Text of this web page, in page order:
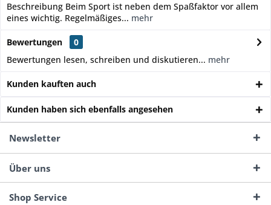
Beschreibung Beim Sport ist neben dem Spaßfaktor vor allem
eines wichtig. Regelmäßiges... mehr
Bewertungen
0
Bewertungen lesen, schreiben und diskutieren... mehr
Kunden kauften auch
Kunden haben sich ebenfalls angesehen
Newsletter
Über uns
Shop Service